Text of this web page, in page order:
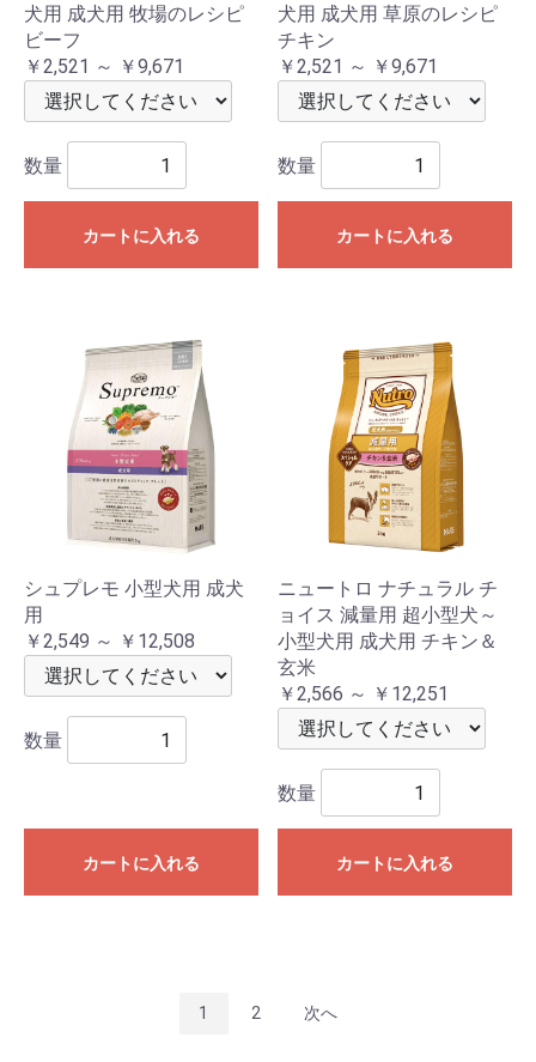
犬用 成犬用 牧場のレシピ
ビーフ
￥2,521 ～ ￥9,671
数量
カートに入れる
犬用 成犬用 草原のレシピ
チキン
￥2,521 ～ ￥9,671
数量
カートに入れる
シュプレモ 小型犬用 成犬
用
￥2,549 ～ ￥12,508
数量
カートに入れる
ニュートロ ナチュラル チ
ョイス 減量用 超小型犬～
小型犬用 成犬用 チキン＆
玄米
￥2,566 ～ ￥12,251
数量
カートに入れる
1 2 次へ